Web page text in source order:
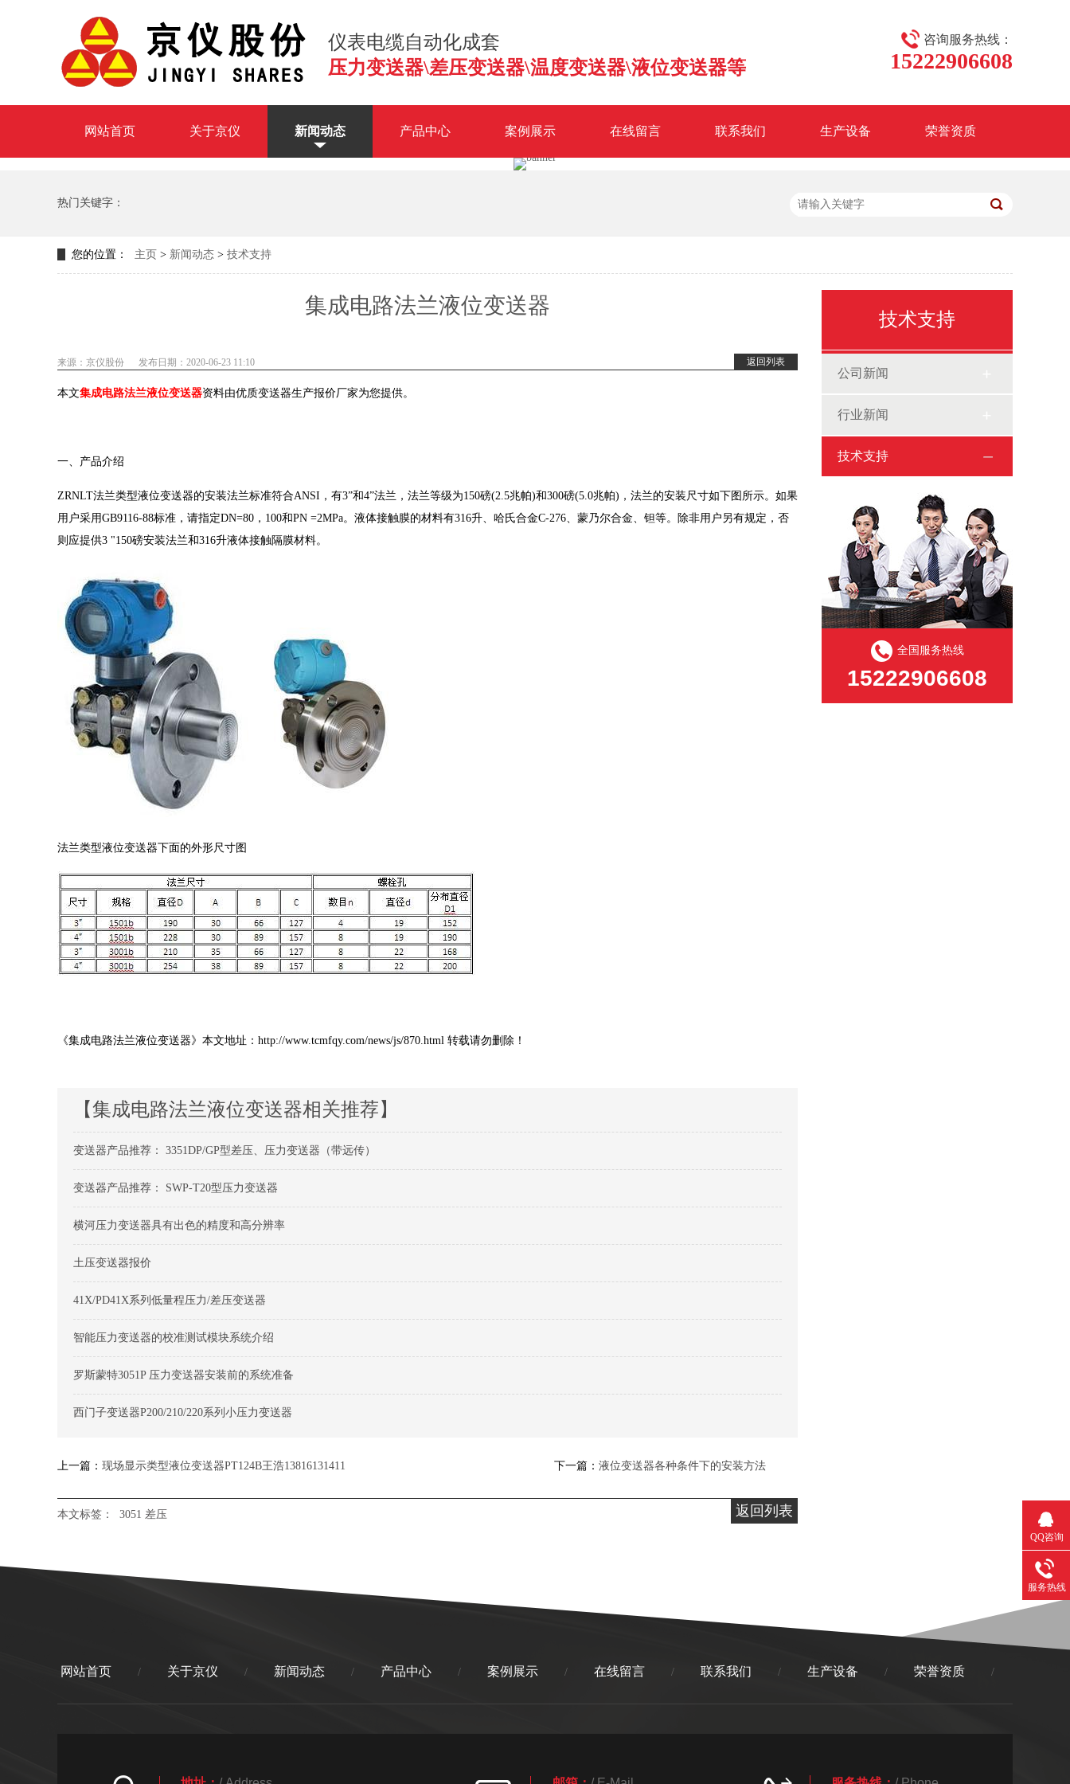
咨询服务热线：
15222906608
仪表电缆自动化成套
压力变送器\差压变送器\温度变送器\液位变送器等
网站首页 关于京仪 新闻动态 产品中心 案例展示 在线留言 联系我们 生产设备 荣誉资质
热门关键字：
您的位置：
主页 > 新闻动态 > 技术支持
集成电路法兰液位变送器
返回列表
来源：京仪股份 发布日期：2020-06-23 11:10
本文集成电路法兰液位变送器资料由优质变送器生产报价厂家为您提供。
一、产品介绍
ZRNLT法兰类型液位变送器的安装法兰标准符合ANSI，有3”和4”法兰，法兰等级为150磅(2.5兆帕)和300磅(5.0兆帕)，法兰的安装尺寸如下图所示。如果
用户采用GB9116-88标准，请指定DN=80，100和PN =2MPa。液体接触膜的材料有316升、哈氏合金C-276、蒙乃尔合金、钽等。除非用户另有规定，否
则应提供3 "150磅安装法兰和316升液体接触隔膜材料。
法兰类型液位变送器下面的外形尺寸图
《集成电路法兰液位变送器》本文地址：http://www.tcmfqy.com/news/js/870.html 转载请勿删除！
【集成电路法兰液位变送器相关推荐】
变送器产品推荐： 3351DP/GP型差压、压力变送器（带远传）
变送器产品推荐： SWP-T20型压力变送器
横河压力变送器具有出色的精度和高分辨率
土压变送器报价
41X/PD41X系列低量程压力/差压变送器
智能压力变送器的校准测试模块系统介绍
罗斯蒙特3051P 压力变送器安装前的系统准备
西门子变送器P200/210/220系列小压力变送器
上一篇： 现场显示类型液位变送器PT124B王浩13816131411 下一篇： 液位变送器各种条件下的安装方法
返回列表
本文标签： 3051 差压
技术支持
公司新闻
行业新闻
技术支持
全国服务热线
15222906608
网站首页 / 关于京仪 / 新闻动态 / 产品中心 / 案例展示 / 在线留言 / 联系我们 / 生产设备 / 荣誉资质 /
QQ咨询
服务热线